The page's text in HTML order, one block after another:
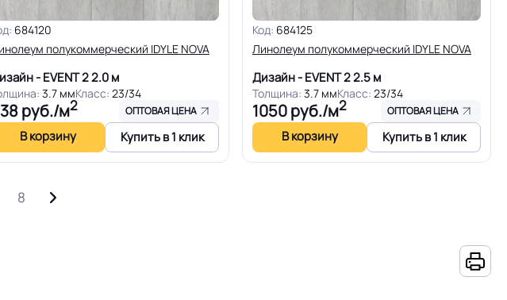
684120
полукоммерческий IDYLE NOVA
- EVENT 22.0 м
3.7 ммКласс: 23/34
руб./м2 ОПТОВАЯ ЦЕНА
В корзину Купить в 1 клик
Код: 684125
Линолеум полукоммерческий IDYLE NOVA
Дизайн - EVENT 22.5 м
Толщина: 3.7 ммКласс: 23/34
1050руб./м2 ОПТОВАЯ ЦЕНА
В корзину Купить в 1 клик
8 →